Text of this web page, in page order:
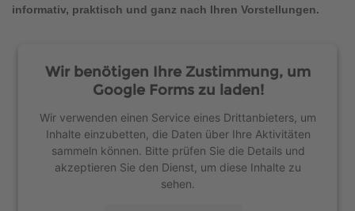
038221 4000
MUSTERHAUS FINDEN
informativ, praktisch und ganz nach Ihren Vorstellungen.
Wir benötigen Ihre Zustimmung, um
Google Forms zu laden!
Wir verwenden einen Service eines Drittanbieters, um
Inhalte einzubetten, die Daten über Ihre Aktivitäten
sammeln können. Bitte prüfen Sie die Details und
akzeptieren Sie den Dienst, um diese Inhalte zu
sehen.